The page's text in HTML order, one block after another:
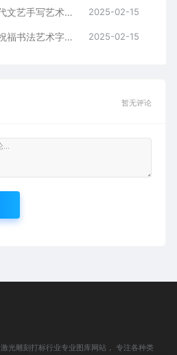
人间四季今日茶饭事现代文艺手写艺术字AI8.0格式激光打标文件通用矢量图 2025-02-15
海上生明月中秋节节日祝福书法艺术字AI8.0格式激光打标文件通用矢量图 2025-02-15
暂无评论
光雕刻打标行业专业图库网站， 专注各种类